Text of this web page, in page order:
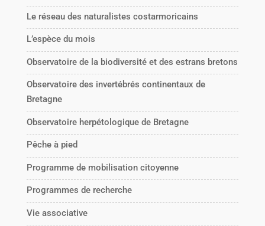
Le réseau des naturalistes costarmoricains
L’espèce du mois
Observatoire de la biodiversité et des estrans bretons
Observatoire des invertébrés continentaux de
Bretagne
Observatoire herpétologique de Bretagne
Pêche à pied
Programme de mobilisation citoyenne
Programmes de recherche
Vie associative